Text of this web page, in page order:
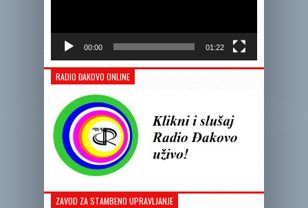
00:00 01:22
RADIO ĐAKOVO ONLINE
ZAVOD ZA STAMBENO UPRAVLJANJE